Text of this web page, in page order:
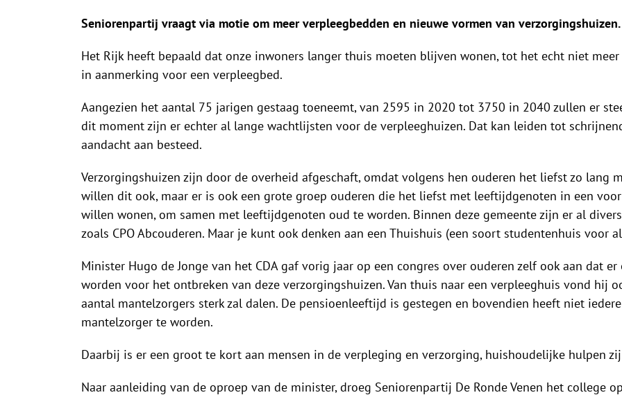
Seniorenpartij vraagt via motie om meer verpleegbedden en nieuwe vormen van verzorgingshuizen.
Het Rijk heeft bepaald dat onze inwoners langer thuis moeten blijven wonen, tot het echt niet
in aanmerking voor een verpleegbed.
Aangezien het aantal 75 jarigen gestaag toeneemt, van 2595 in 2020 tot 3750 in 2040 zullen er
dit moment zijn er echter al lange wachtlijsten voor de verpleeghuizen. Dat kan leiden tot
aandacht aan besteed.
Verzorgingshuizen zijn door de overheid afgeschaft, omdat volgens hen ouderen het liefst zo lang
willen dit ook, maar er is ook een grote groep ouderen die het liefst met leeftijdgenoten in een
willen wonen, om samen met leeftijdgenoten oud te worden. Binnen deze gemeente zijn er al
zoals CPO Abcouderen. Maar je kunt ook denken aan een Thuishuis (een soort studentenhuis voor
Minister Hugo de Jonge van het CDA gaf vorig jaar op een congres over ouderen zelf ook aan dat
worden voor het ontbreken van deze verzorgingshuizen. Van thuis naar een verpleeghuis vond hij
aantal mantelzorgers sterk zal dalen. De pensioenleeftijd is gestegen en bovendien heeft niet
mantelzorger te worden.
Daarbij is er een groot te kort aan mensen in de verpleging en verzorging, huishoudelijke hulpen
Naar aanleiding van de oproep van de minister, droeg Seniorenpartij De Ronde Venen het college